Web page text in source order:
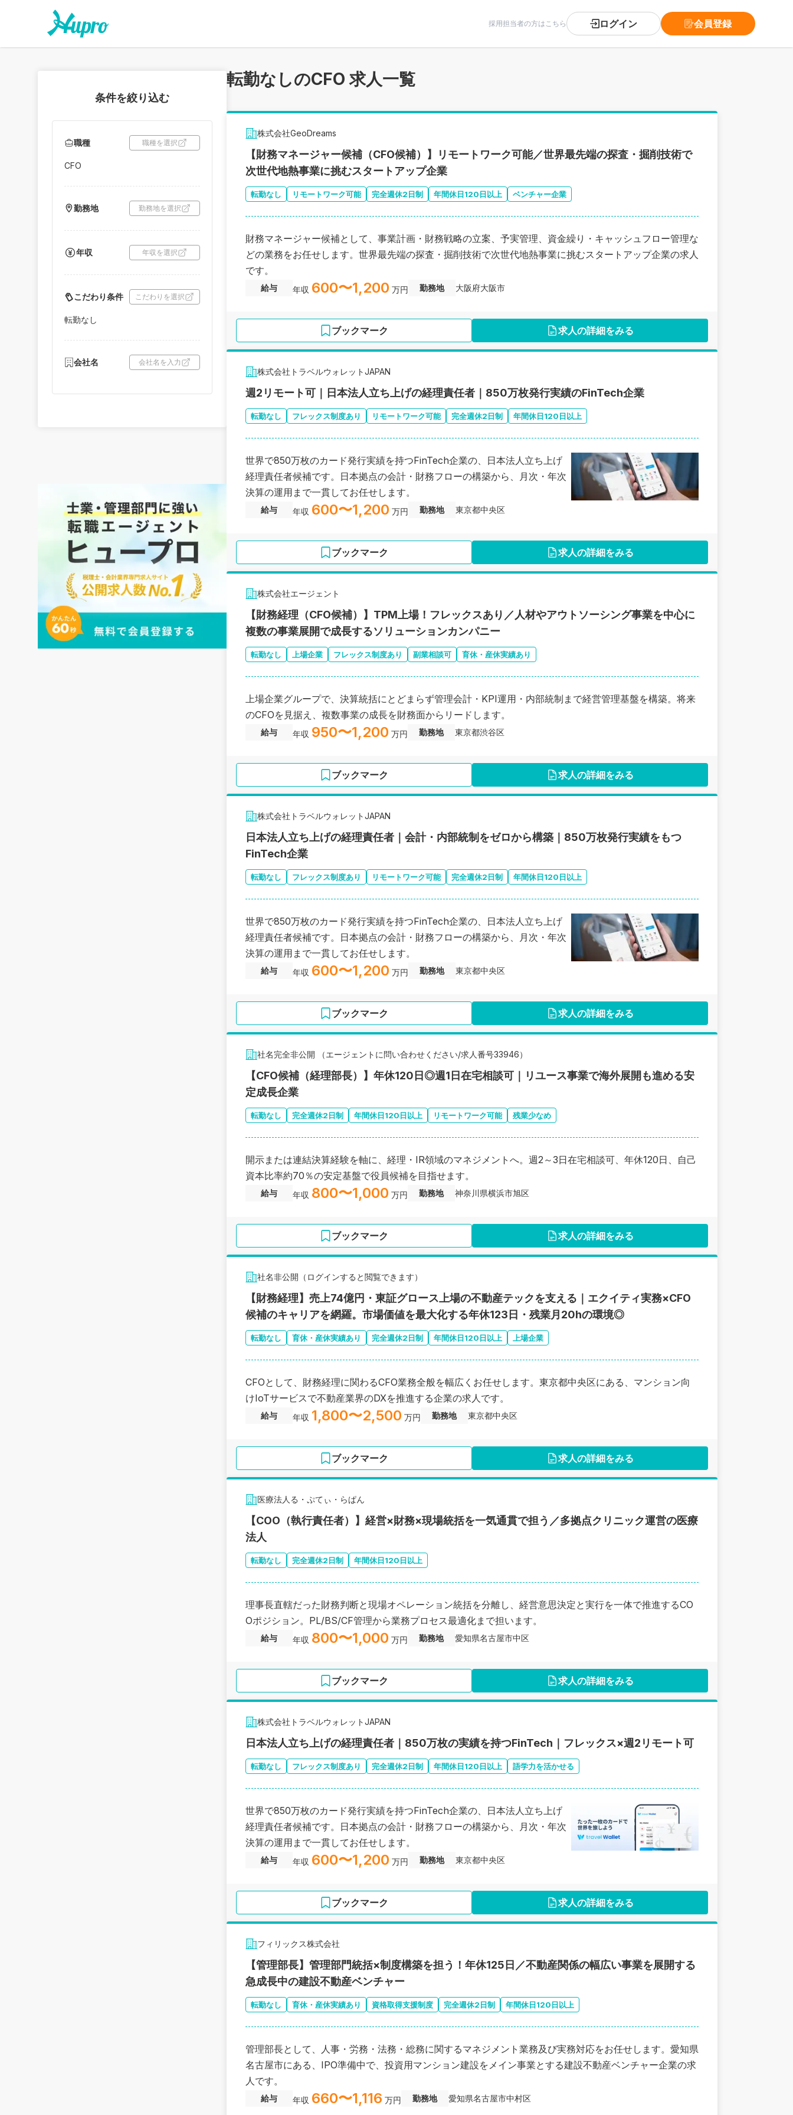
採用担当者の方はこちら ログイン 会員登録
条件を絞り込む
職種 職種を選択
CFO
勤務地 勤務地を選択
年収 年収を選択
こだわり条件 こだわりを選択
転勤なし
会社名 会社名を入力
転勤なしのCFO 求人一覧
株式会社GeoDreams
【財務マネージャー候補（CFO候補）】リモートワーク可能／世界最先端の探査・掘削技術で
次世代地熱事業に挑むスタートアップ企業
転勤なし リモートワーク可能 完全週休2日制 年間休日120日以上 ベンチャー企業
財務マネージャー候補として、事業計画・財務戦略の立案、予実管理、資金繰り・キャッシュフロー管理な
どの業務をお任せします。世界最先端の探査・掘削技術で次世代地熱事業に挑むスタートアップ企業の求人
です。
給与 年収 600〜1,200 万円 勤務地 大阪府大阪市
ブックマーク 求人の詳細をみる
株式会社トラベルウォレットJAPAN
週2リモート可｜日本法人立ち上げの経理責任者｜850万枚発行実績のFinTech企業
転勤なし フレックス制度あり リモートワーク可能 完全週休2日制 年間休日120日以上
世界で850万枚のカード発行実績を持つFinTech企業の、日本法人立ち上げ
経理責任者候補です。日本拠点の会計・財務フローの構築から、月次・年次
決算の運用まで一貫してお任せします。
給与 年収 600〜1,200 万円 勤務地 東京都中央区
ブックマーク 求人の詳細をみる
株式会社エージェント
【財務経理（CFO候補）】TPM上場！フレックスあり／人材やアウトソーシング事業を中心に
複数の事業展開で成長するソリューションカンパニー
転勤なし 上場企業 フレックス制度あり 副業相談可 育休・産休実績あり
上場企業グループで、決算統括にとどまらず管理会計・KPI運用・内部統制まで経営管理基盤を構築。将来
のCFOを見据え、複数事業の成長を財務面からリードします。
給与 年収 950〜1,200 万円 勤務地 東京都渋谷区
ブックマーク 求人の詳細をみる
株式会社トラベルウォレットJAPAN
日本法人立ち上げの経理責任者｜会計・内部統制をゼロから構築｜850万枚発行実績をもつ
FinTech企業
転勤なし フレックス制度あり リモートワーク可能 完全週休2日制 年間休日120日以上
世界で850万枚のカード発行実績を持つFinTech企業の、日本法人立ち上げ
経理責任者候補です。日本拠点の会計・財務フローの構築から、月次・年次
決算の運用まで一貫してお任せします。
給与 年収 600〜1,200 万円 勤務地 東京都中央区
ブックマーク 求人の詳細をみる
社名完全非公開 （エージェントに問い合わせください/求人番号33946）
【CFO候補（経理部長）】年休120日◎週1日在宅相談可｜リユース事業で海外展開も進める安
定成長企業
転勤なし 完全週休2日制 年間休日120日以上 リモートワーク可能 残業少なめ
開示または連結決算経験を軸に、経理・IR領域のマネジメントへ。週2～3日在宅相談可、年休120日、自己
資本比率約70％の安定基盤で役員候補を目指せます。
給与 年収 800〜1,000 万円 勤務地 神奈川県横浜市旭区
ブックマーク 求人の詳細をみる
社名非公開（ログインすると閲覧できます）
【財務経理】売上74億円・東証グロース上場の不動産テックを支える｜エクイティ実務×CFO
候補のキャリアを網羅。市場価値を最大化する年休123日・残業月20hの環境◎
転勤なし 育休・産休実績あり 完全週休2日制 年間休日120日以上 上場企業
CFOとして、財務経理に関わるCFO業務全般を幅広くお任せします。東京都中央区にある、マンション向
けIoTサービスで不動産業界のDXを推進する企業の求人です。
給与 年収 1,800〜2,500 万円 勤務地 東京都中央区
ブックマーク 求人の詳細をみる
医療法人る・ぷてぃ・らぱん
【COO（執行責任者）】経営×財務×現場統括を一気通貫で担う／多拠点クリニック運営の医療
法人
転勤なし 完全週休2日制 年間休日120日以上
理事長直轄だった財務判断と現場オペレーション統括を分離し、経営意思決定と実行を一体で推進するCO
Oポジション。PL/BS/CF管理から業務プロセス最適化まで担います。
給与 年収 800〜1,000 万円 勤務地 愛知県名古屋市中区
ブックマーク 求人の詳細をみる
株式会社トラベルウォレットJAPAN
日本法人立ち上げの経理責任者｜850万枚の実績を持つFinTech｜フレックス×週2リモート可
転勤なし フレックス制度あり 完全週休2日制 年間休日120日以上 語学力を活かせる
世界で850万枚のカード発行実績を持つFinTech企業の、日本法人立ち上げ
経理責任者候補です。日本拠点の会計・財務フローの構築から、月次・年次
決算の運用まで一貫してお任せします。
給与 年収 600〜1,200 万円 勤務地 東京都中央区
ブックマーク 求人の詳細をみる
フィリックス株式会社
【管理部長】管理部門統括×制度構築を担う！年休125日／不動産関係の幅広い事業を展開する
急成長中の建設不動産ベンチャー
転勤なし 育休・産休実績あり 資格取得支援制度 完全週休2日制 年間休日120日以上
管理部長として、人事・労務・法務・総務に関するマネジメント業務及び実務対応をお任せします。愛知県
名古屋市にある、IPO準備中で、投資用マンション建設をメイン事業とする建設不動産ベンチャー企業の求
人です。
給与 年収 660〜1,116 万円 勤務地 愛知県名古屋市中村区